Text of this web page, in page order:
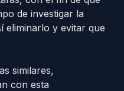
de investigar la
eliminarlo y evitar que
similares,
con esta